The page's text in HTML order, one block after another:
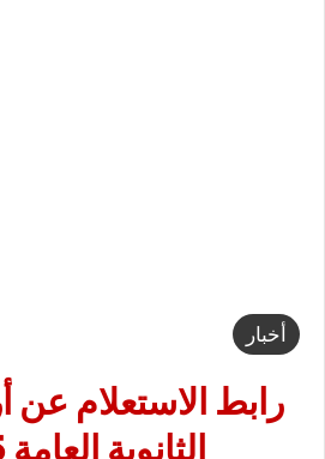
أخبار
رابط الاستعلام
الثانوية العامة 2025